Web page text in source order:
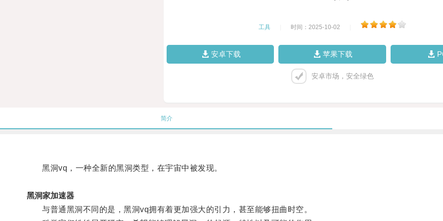
工具 时间：2025-10-02
安卓下载 苹果下载
安卓市场，安全绿色
简介
黑洞vq，一种全新的黑洞类型，在宇宙中被发现。
黑洞家加速器
与普通黑洞不同的是，黑洞vq拥有着更加强大的引力，甚至能够扭曲时空。